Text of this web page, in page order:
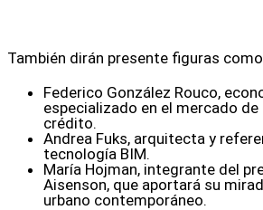
También dirán presente figuras
Federico González Rouco,
especializado en el mercado de
crédito.
Andrea Fuks, arquitecta y
tecnología BIM.
María Hojman, integrante del
Aisenson, que aportará su
urbano contemporáneo.